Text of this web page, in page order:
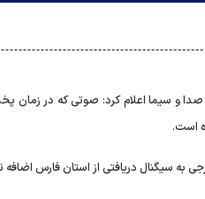
و سیما اعلام کرد: صوتی که در
است.
به سیگنال دریافتی از استان فارس